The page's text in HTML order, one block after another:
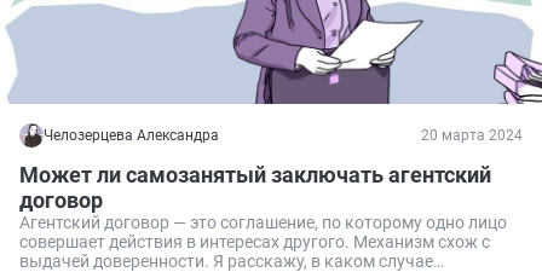
Челозерцева Александра 20 марта 2024
Может ли самозанятый заключать агентский
договор
Агентский договор — это соглашение, по которому одно лицо
совершает действия в интересах другого. Механизм схож с
выдачей доверенности. Я расскажу, в каком случае